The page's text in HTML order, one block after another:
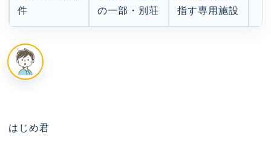
件
の一部・別荘
指す専用施設
はじめ君